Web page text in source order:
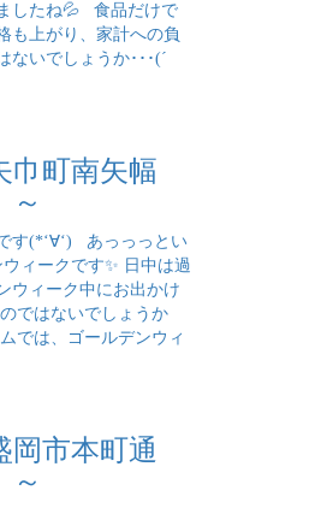
したね💦 食品だけで
も上がり、家計への負
ないでしょうか･･･(´
巾町南矢幅
～
す(*‘∀‘) あっっっとい
ィークです✨ 日中は過
ウィーク中にお出かけ
ではないでしょうか
では、ゴールデンウィ
岡市本町通
～